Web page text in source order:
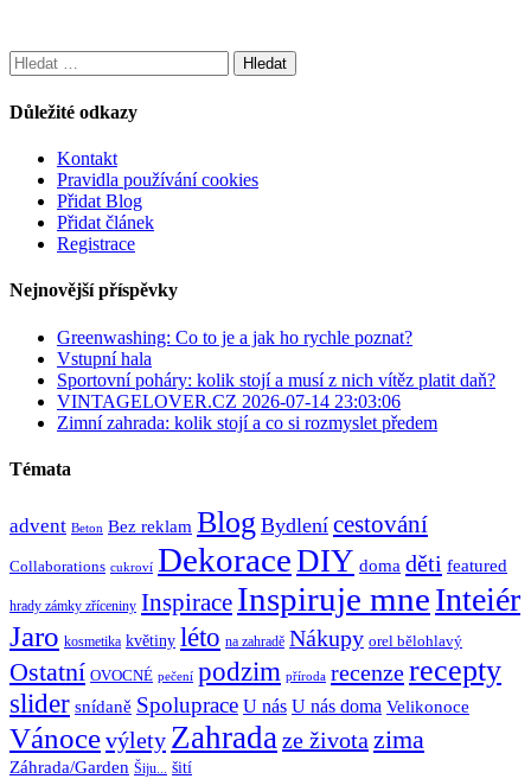
Vyhledávání
Důležité odkazy
Kontakt
Pravidla používání cookies
Přidat Blog
Přidat článek
Registrace
Nejnovější příspěvky
Greenwashing: Co to je a jak ho rychle poznat?
Vstupní hala
Sportovní poháry: kolik stojí a musí z nich vítěz platit daň?
VINTAGELOVER.CZ 2026-07-14 23:03:06
Zimní zahrada: kolik stojí a co si rozmyslet předem
Témata
advent Beton Bez reklam Blog Bydlení cestování
Collaborations cukroví DekoraceDIY doma děti featured
hrady zámky zříceniny Inspirace Inspiruje mneInteiér
Jaro kosmetika květiny léto na zahradě Nákupy orel bělohlavý
Ostatní OVOCNÉ pečení podzim příroda recenzerecepty
slider snídaně Spoluprace U nás U nás doma Velikonoce
Vánocevýlety Zahradaze života zima
Záhrada/Garden Šiju... šití